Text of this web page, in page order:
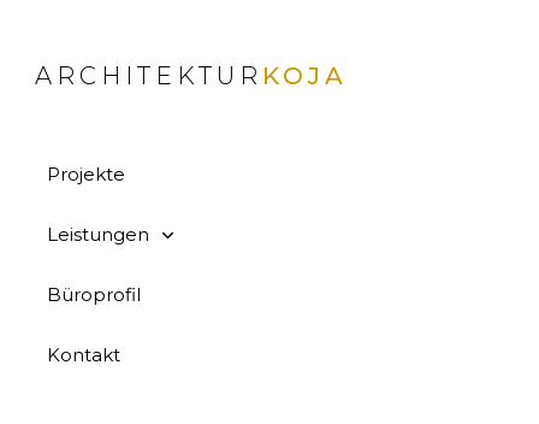
ARCHITEKTUR KOJA
Projekte
Leistungen
Büroprofil
Kontakt